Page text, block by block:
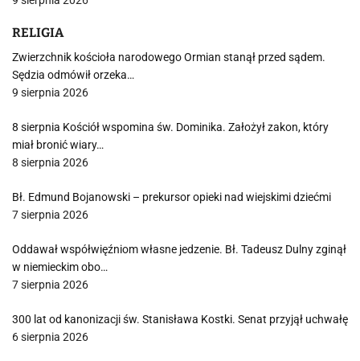
RELIGIA
Zwierzchnik kościoła narodowego Ormian stanął przed sądem.
Sędzia odmówił orzeka…
9 sierpnia 2026
8 sierpnia Kościół wspomina św. Dominika. Założył zakon, który
miał bronić wiary…
8 sierpnia 2026
Bł. Edmund Bojanowski – prekursor opieki nad wiejskimi dziećmi
7 sierpnia 2026
Oddawał współwięźniom własne jedzenie. Bł. Tadeusz Dulny zginął
w niemieckim obo…
7 sierpnia 2026
300 lat od kanonizacji św. Stanisława Kostki. Senat przyjął uchwałę
6 sierpnia 2026